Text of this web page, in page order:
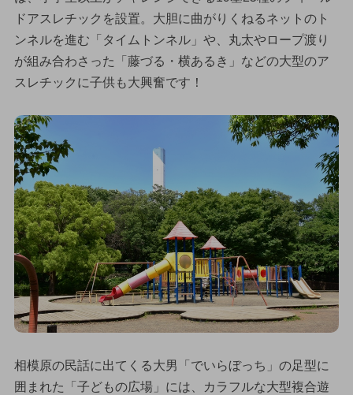
ドアスレチックを設置。大胆に曲がりくねるネットのト
ンネルを進む「タイムトンネル」や、丸太やロープ渡り
が組み合わさった「藤づる・横あるき」などの大型のア
スレチックに子供も大興奮です！
相模原の民話に出てくる大男「でいらぼっち」の足型に
囲まれた「子どもの広場」には、カラフルな大型複合遊